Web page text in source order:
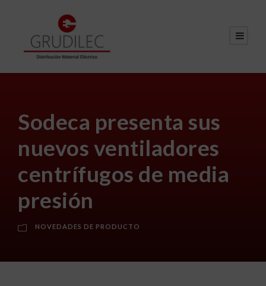
Sodeca presenta sus
nuevos ventiladores
centrífugos de media
presión
NOVEDADES DE PRODUCTO